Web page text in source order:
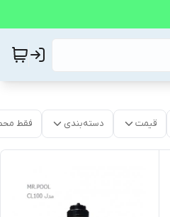
قیمت دسته‌بندی فقط